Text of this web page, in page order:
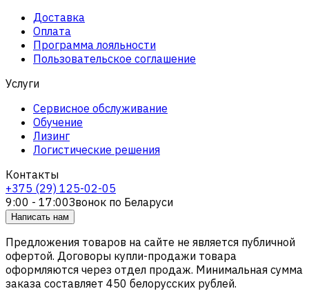
Доставка
Оплата
Программа лояльности
Пользовательское соглашение
Услуги
Сервисное обслуживание
Обучение
Лизинг
Логистические решения
Контакты
+375 (29) 125-02-05
9:00 - 17:00Звонок по Беларуси
Написать нам
Предложения товаров на сайте не является публичной
офертой. Договоры купли-продажи товара
оформляются через отдел продаж. Минимальная сумма
заказа составляет 450 белорусских рублей.